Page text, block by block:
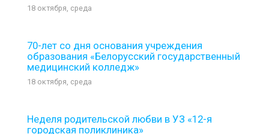
18 октября, среда
70-лет со дня основания учреждения
образования «Белорусский государственный
медицинский колледж»
18 октября, среда
Неделя родительской любви в УЗ «12-я
городская поликлиника»